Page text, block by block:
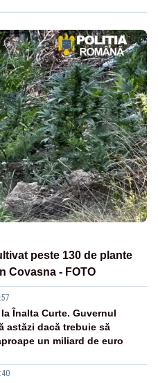
peste 130 de plante
Covasna - FOTO
Înalta Curte. Guvernul
astăzi dacă trebuie să
un miliard de euro